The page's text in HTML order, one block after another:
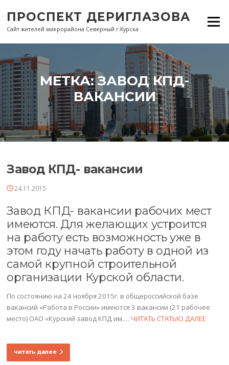
содержанию
ПРОСПЕКТ ДЕРИГЛАЗОВА
Сайт жителей микрорайона Северный г.Курска
Меню
МЕТКА:ЗАВОД КПД-
ВАКАНСИИ
Завод КПД- вакансии
24.11.2015
Завод КПД- вакансии рабочих мест
имеются. Для желающих устроится
на работу есть возможность уже в
этом году начать работу в одной из
самой крупной строительной
организации Курской области.
По состоянию на 24 ноября 2015г. в общероссийской базе
вакансий «Работа в России» имеются 3 вакансии (21 рабочее
место) ОАО «Курский завод КПД им.…ЧИТАТЬ СТАТЬЮ ДАЛЕЕ
читать далее